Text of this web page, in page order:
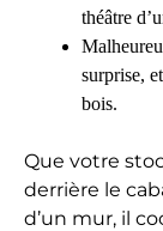
théâtre
surprise,
bois.
Que votre
derrière le
d’un mur, il